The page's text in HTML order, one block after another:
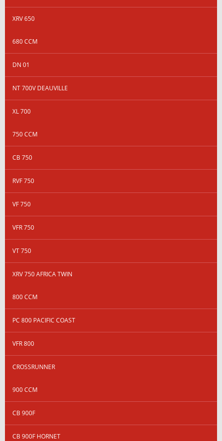
XRV 650
680 CCM
DN 01
NT 700V DEAUVILLE
XL 700
750 CCM
CB 750
RVF 750
VF 750
VFR 750
VT 750
XRV 750 AFRICA TWIN
800 CCM
PC 800 PACIFIC COAST
VFR 800
CROSSRUNNER
900 CCM
CB 900F
CB 900F HORNET